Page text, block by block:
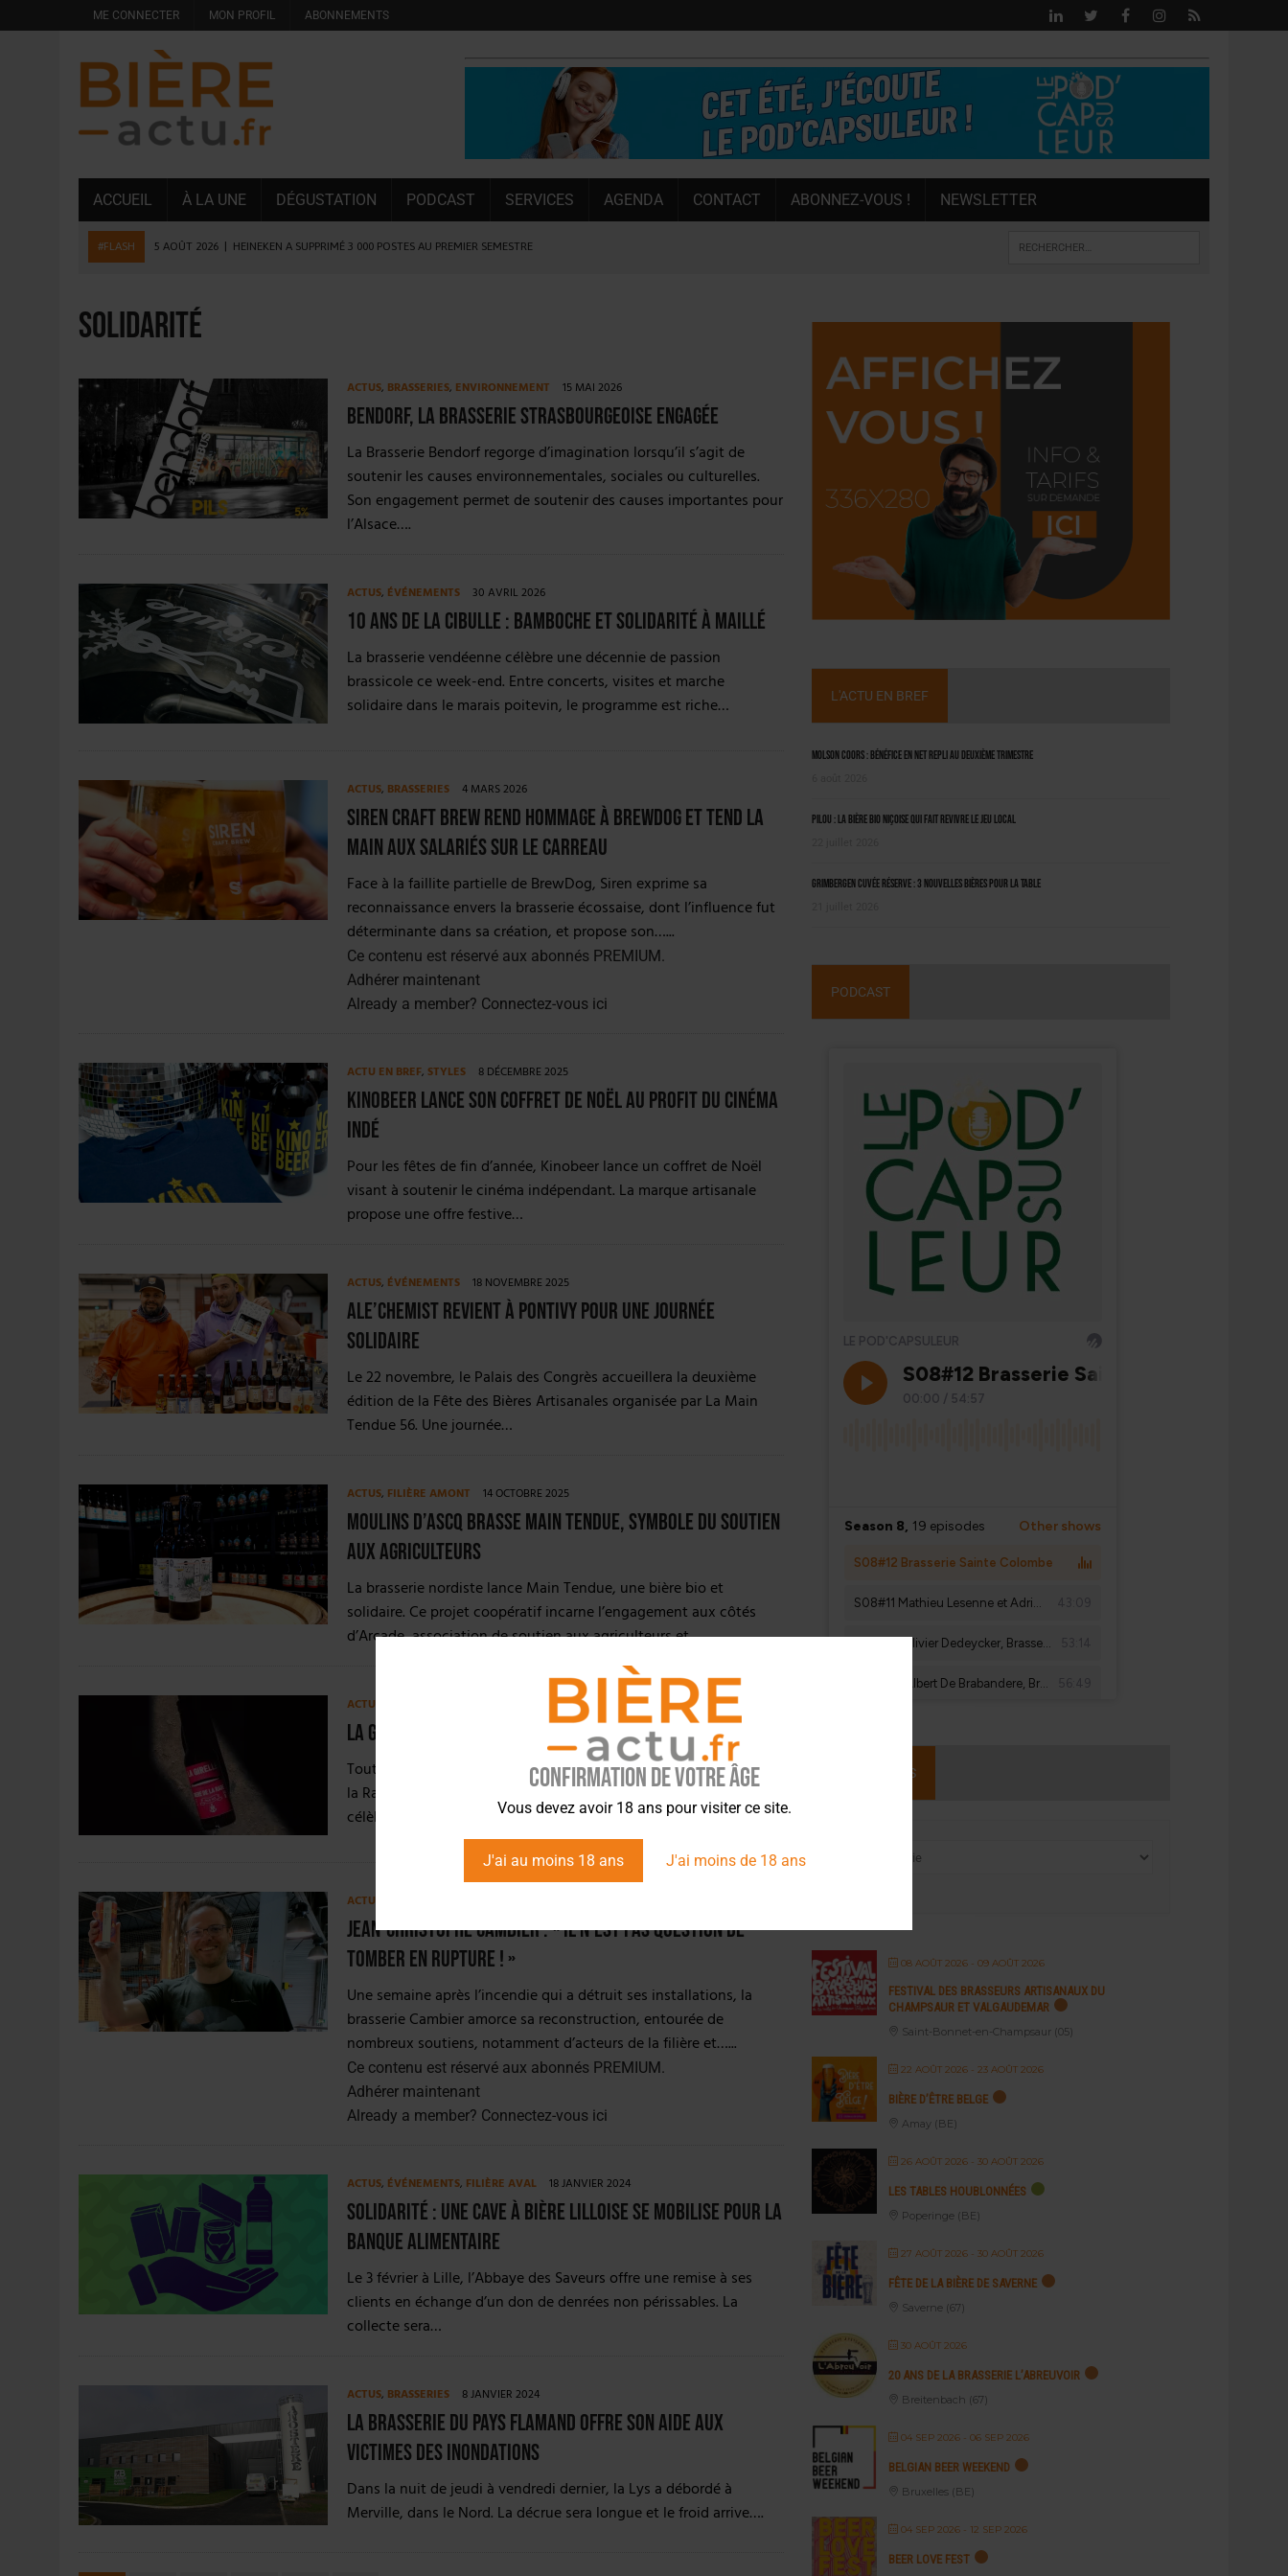
Confirmation de votre âge
Vous devez avoir 18 ans pour visiter ce site.
J'ai au moins 18 ans J'ai moins de 18 ans
ME CONNECTER MON PROFIL ABONNEMENTS
ACCUEIL À LA UNE DÉGUSTATION PODCAST SERVICES AGENDA CONTACT ABONNEZ-VOUS ! NEWSLETTER
#FLASH 5 AOÛT 2026 HEINEKEN A SUPPRIMÉ 3 000 POSTES AU PREMIER SEMESTRE
4 AOÛT 2026 | DESPERADOS AVENIDA : 3 INNOVATIONS LATINES DE L’ÉTÉ
4 AOÛT 2026 | LA GÉNÉRATION Z ET LA MODÉRATION RÉINVENTENT LE MARCHÉ [ÉTUDE]
31 JUILLET 2026 | PODCAST – BRASSERIE SAINTE COLOMBE, 30 ANS, PIONNIÈRE EN ILLE-ET-VILAINE
31 JUILLET 2026 | JUIN EN CHR : LA BIÈRE RESTE EN TÊTE, POURSUIVIE PAR LES NO/LOW [ÉTUDE]
6 AOÛT 2026 | SAVERNE : LA FÊTE DE LA BIÈRE SOUFFLE SA 15E BOUGIE
Solidarité
ACTUS, BRASSERIES, ENVIRONNEMENT 15 MAI 2026
Bendorf, la brasserie strasbourgeoise engagée
La Brasserie Bendorf regorge d’imagination lorsqu’il s’agit de
soutenir les causes environnementales, sociales ou culturelles.
Son engagement permet de soutenir des causes importantes pour
l’Alsace….
ACTUS, ÉVÉNEMENTS 30 AVRIL 2026
10 ans de La Cibulle : bamboche et solidarité à Maillé
La brasserie vendéenne célèbre une décennie de passion
brassicole ce week-end. Entre concerts, visites et marche
solidaire dans le marais poitevin, le programme est riche…
ACTUS, BRASSERIES 4 MARS 2026
Siren Craft Brew rend hommage à BrewDog et tend la
main aux salariés sur le carreau
Face à la faillite partielle de BrewDog, Siren exprime sa
reconnaissance envers la brasserie écossaise, dont l’influence fut
déterminante dans sa création, et propose son…...
Ce contenu est réservé aux abonnés PREMIUM.
Adhérer maintenant
Already a member? Connectez-vous ici
ACTU EN BREF, STYLES 8 DÉCEMBRE 2025
Kinobeer lance son coffret de Noël au profit du cinéma
indé
Pour les fêtes de fin d’année, Kinobeer lance un coffret de Noël
visant à soutenir le cinéma indépendant. La marque artisanale
propose une offre festive…
ACTUS, ÉVÉNEMENTS 18 NOVEMBRE 2025
Ale’Chemist revient à Pontivy pour une journée
solidaire
Le 22 novembre, le Palais des Congrès accueillera la deuxième
édition de la Fête des Bières Artisanales organisée par La Main
Tendue 56. Une journée…
ACTUS, FILIÈRE AMONT 14 OCTOBRE 2025
Moulins d’Ascq brasse Main Tendue, symbole du soutien
aux agriculteurs
La brasserie nordiste lance Main Tendue, une bière bio et
solidaire. Ce projet coopératif incarne l’engagement aux côtés
d’Arcade, association de soutien aux agriculteurs et…
ACTU EN BREF
La Girelle s’habille en rose pour la bonne cause
Tout au long du mois d’octobre, la brasserie toulonnaise Bière de
la Rade se mobilise pour Octobre Rose. Elle pare de rose sa
célèbre Girelle…
ACTUS
Jean-Christophe Cambier : « Il n’est pas question de
tomber en rupture ! »
Une semaine après l’incendie qui a détruit ses installations, la
brasserie Cambier amorce sa reconstruction, entourée de
nombreux soutiens, notamment d’acteurs de la filière et…...
Ce contenu est réservé aux abonnés PREMIUM.
Adhérer maintenant
Already a member? Connectez-vous ici
ACTUS, ÉVÉNEMENTS, FILIÈRE AVAL 18 JANVIER 2024
Solidarité : Une cave à bière lilloise se mobilise pour la
Banque Alimentaire
Le 3 février à Lille, l’Abbaye des Saveurs offre une remise à ses
clients en échange d’un don de denrées non périssables. La
collecte sera…
ACTUS, BRASSERIES 8 JANVIER 2024
La Brasserie du Pays Flamand offre son aide aux
victimes des inondations
Dans la nuit de jeudi à vendredi dernier, la Lys a débordé à
Merville, dans le Nord. La décrue sera longue et le froid arrive….
L'ACTU EN BREF
Molson Coors : bénéfice en net repli au deuxième trimestre
Pilou : la bière bio niçoise qui fait revivre le jeu local
Grimbergen Cuvée Réserve : 3 nouvelles bières pour la table
PODCAST
ÉVÉNEMENTS
08 AOÛT 2026 - 09 AOÛT 2026
FESTIVAL DES BRASSEURS ARTISANAUX DU
CHAMPSAUR ET VALGAUDEMAR
Saint-Bonnet-en-Champsaur (05)
22 AOÛT 2026 - 23 AOÛT 2026
BIÈRE D’ÊTRE BELGE
Amay (BE)
26 AOÛT 2026 - 30 AOÛT 2026
LES TABLES HOUBLONNÉES
Poperinge (BE)
27 AOÛT 2026 - 30 AOÛT 2026
FÊTE DE LA BIÈRE DE SAVERNE
Saverne (67)
30 AOÛT 2026
20 ANS DE LA BRASSERIE L’ABREUVOIR
Breitenbach (67)
04 SEP 2026 - 06 SEP 2026
BELGIAN BEER WEEKEND
Bruxelles (BE)
04 SEP 2026 - 12 SEP 2026
BEER LOVE FEST